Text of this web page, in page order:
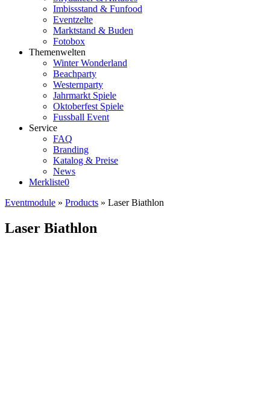
Imbissstand & Funfood
Eventzelte
Marktstand & Buden
Fotobox
Themenwelten
Winter Wonderland
Beachparty
Westernparty
Jahrmarkt Spiele
Oktoberfest Spiele
Fussball Event
Service
FAQ
Branding
Katalog & Preise
News
Merkliste0
Eventmodule » Products » Laser Biathlon
Laser Biathlon